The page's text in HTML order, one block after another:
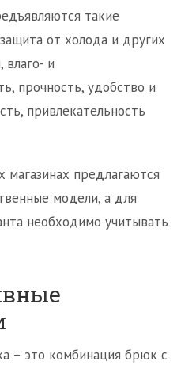
такие
от холода и других
влаго- и
прочность, удобство и
привлекательность
магазинах предлагаются
модели, а для
необходимо учитывать
– это комбинация брюк с